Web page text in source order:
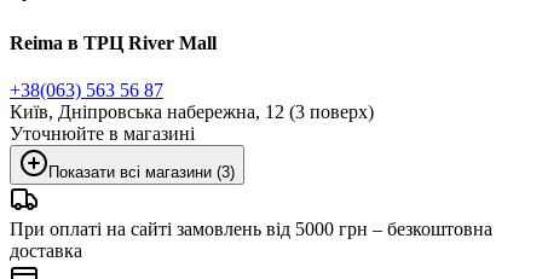
Reima в ТРЦ River Mall
+38(063) 563 56 87
Київ, Дніпровська набережна, 12 (3 поверх)
Уточнюйте в магазині
Показати всі магазини (3)
При оплаті на сайті замовлень від 5000 грн – безкоштовна
доставка